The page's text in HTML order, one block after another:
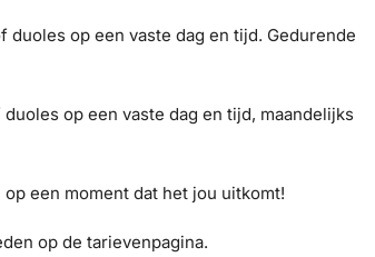
duoles op een vaste dag en tijd. Gedurende
op een vaste dag en tijd, maandelijks
een moment dat het jou uitkomt!
op de tarievenpagina.